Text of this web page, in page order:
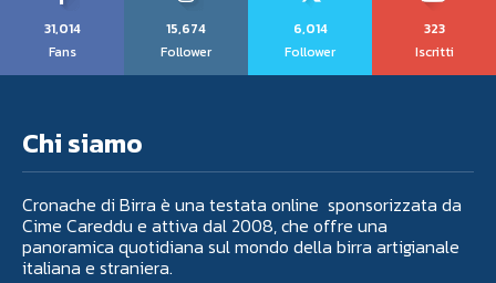
31,014
Fans
15,674
Follower
6,014
Follower
323
Iscritti
Chi siamo
Cronache di Birra è una testata online sponsorizzata da
Cime Careddu e attiva dal 2008, che offre una
panoramica quotidiana sul mondo della birra artigianale
italiana e straniera.